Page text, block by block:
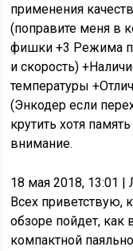
применения
(поправите меня в
фишки +3 Режима
и скорость)
температуры
(Энкодер если
крутить хотя
внимание.
18 мая 2018, 13:01 |
Всех приветствую,
обзоре пойдет, как
компактной